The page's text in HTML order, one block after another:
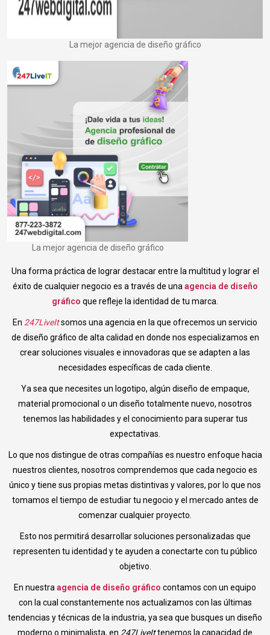
La mejor agencia de diseño gráfico
La mejor agencia de diseño gráfico
Una forma práctica de lograr destacar entre la multitud y lograr el
éxito de cualquier negocio es a través de unaagencia de diseño
gráfico que refleje la identidad de tu marca.
En 247LiveItsomos una agencia en la que ofrecemos un servicio
de diseño gráfico de alta calidad en donde nos especializamos en
crear soluciones visuales e innovadoras que se adapten a las
necesidades específicas de cada cliente.
Ya sea que necesites un logotipo, algún diseño de empaque,
material promocional o un diseño totalmente nuevo, nosotros
tenemos las habilidades y el conocimiento para superar tus
expectativas.
Lo que nos distingue de otras compañías es nuestro enfoque hacia
nuestros clientes, nosotros comprendemos que cada negocio es
único y tiene sus propias metas distintivas y valores, por lo que nos
tomamos el tiempo de estudiar tu negocio y el mercado antes de
comenzar cualquier proyecto.
Esto nos permitirá desarrollar soluciones personalizadas que
representen tu identidad y te ayuden a conectarte con tu público
objetivo.
En nuestraagencia de diseño gráfico contamos con un equipo
con la cual constantemente nos actualizamos con las últimas
tendencias y técnicas de la industria, ya sea que busques un diseño
moderno o minimalista, en 247LiveIttenemos la capacidad de